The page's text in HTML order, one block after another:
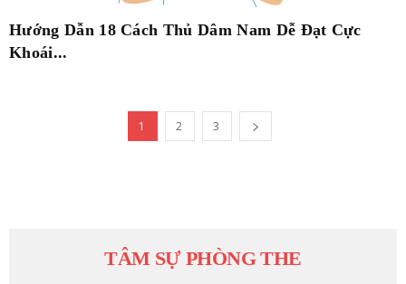
Hướng Dẫn 18 Cách Thủ Dâm Nam Dễ Đạt Cực
Khoái...
1 2 3
TÂM SỰ PHÒNG THE